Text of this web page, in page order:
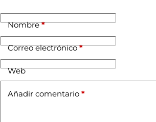
Nombre*
Correo electrónico*
Web
Añadir comentario *